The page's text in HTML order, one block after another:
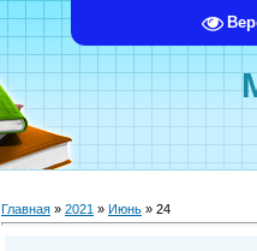
Главная » 2021 » Июнь » 24